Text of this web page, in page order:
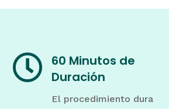

60 Minutos de
Duración
El procedimiento dura